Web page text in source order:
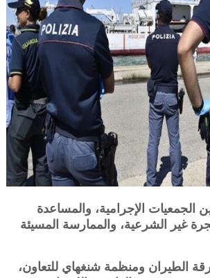
الجمعيات الإجرامية، والمساعدة
غير الشرعية، والممارسة المسيئة
الطيران ومنظمة شنغهاي للتعاون،